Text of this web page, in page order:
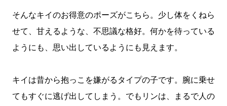
そんなキイのお得意のポーズがこちら。少し体をくねら
せて、甘えるような、不思議な格好。何かを待っている
ようにも、思い出しているようにも見えます。
キイは昔から抱っこを嫌がるタイプの子です。腕に乗せ
てもすぐに逃げ出してしまう。でもリンは、まるで人の